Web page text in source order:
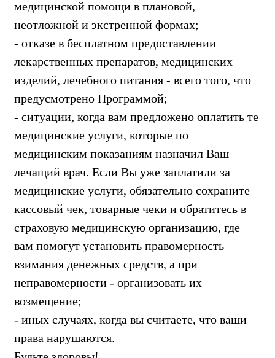
медицинской помощи в плановой,
неотложной и экстренной формах;
- отказе в бесплатном предоставлении
лекарственных препаратов, медицинских
изделий, лечебного питания - всего того, что
предусмотрено Программой;
- ситуации, когда вам предложено оплатить те
медицинские услуги, которые по
медицинским показаниям назначил Ваш
лечащий врач. Если Вы уже заплатили за
медицинские услуги, обязательно сохраните
кассовый чек, товарные чеки и обратитесь в
страховую медицинскую организацию, где
вам помогут установить правомерность
взимания денежных средств, а при
неправомерности - организовать их
возмещение;
- иных случаях, когда вы считаете, что ваши
права нарушаются.